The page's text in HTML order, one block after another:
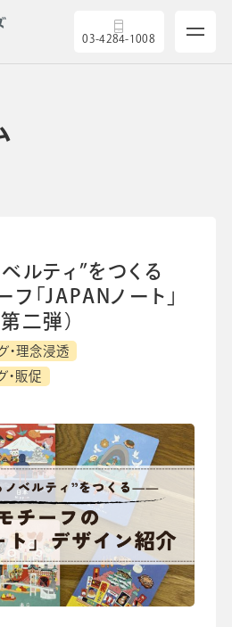
03-4284-1008
ルティ”をつくる
「JAPANノート」
二弾）
・理念浸透
・販促